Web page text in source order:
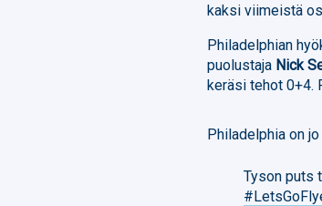
kaksi viimeistä
Philadelphian
puolustaja Nick
keräsi tehot 0+4.
Philadelphia on
Tyson puts